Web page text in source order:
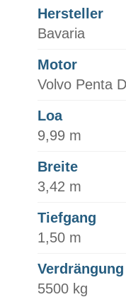
Hersteller
Bavaria
Motor
Volvo Penta
Loa
9,99 m
Breite
3,42 m
Tiefgang
1,50 m
Verdrängung
5500 kg